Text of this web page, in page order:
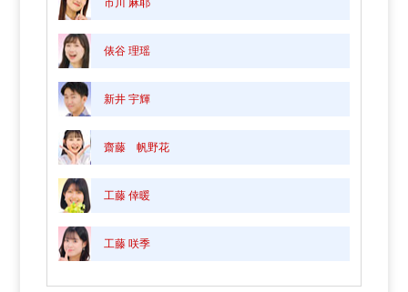
市川 麻耶
俵谷 理瑶
新井 宇輝
齋藤 帆野花
工藤 倖暖
工藤 咲季